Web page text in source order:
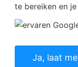
te bereiken en
Ja, laat